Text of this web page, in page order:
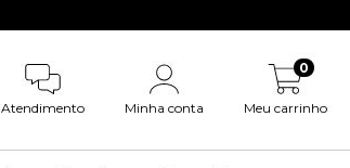
Atendimento Minha conta Meu carrinho
0